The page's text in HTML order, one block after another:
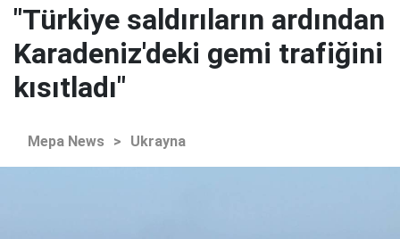
"Türkiye saldırıların ardından
Karadeniz'deki gemi trafiğini
kısıtladı"
Mepa News > Ukrayna